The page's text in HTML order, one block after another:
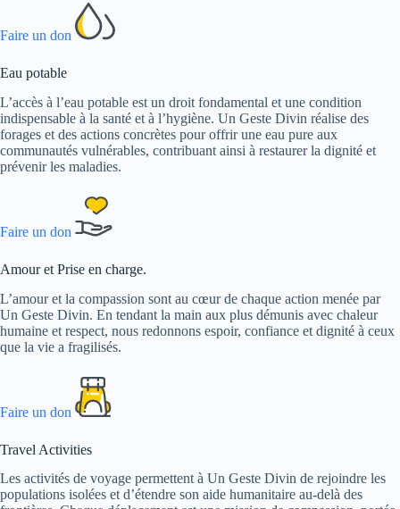
Faire un don
Eau potable
L’accès à l’eau potable est un droit fondamental et une condition
indispensable à la santé et à l’hygiène. Un Geste Divin réalise des
forages et des actions concrètes pour offrir une eau pure aux
communautés vulnérables, contribuant ainsi à restaurer la dignité et
prévenir les maladies.
Faire un don
Amour et Prise en charge.
L’amour et la compassion sont au cœur de chaque action menée par
Un Geste Divin. En tendant la main aux plus démunis avec chaleur
humaine et respect, nous redonnons espoir, confiance et dignité à ceux
que la vie a fragilisés.
Faire un don
Travel Activities
Les activités de voyage permettent à Un Geste Divin de rejoindre les
populations isolées et d’étendre son aide humanitaire au-delà des